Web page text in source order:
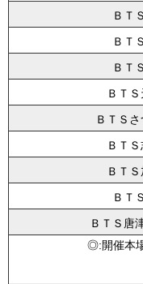
ＢＴ
ＢＴ
ＢＴ
ＢＴ
ＢＴＳ
ＢＴ
ＢＴ
ＢＴ
ＢＴＳ唐
◎:開催本